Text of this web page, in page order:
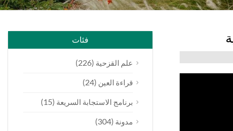
فئات
علم القزحية (226)
قراءة العين (24)
برنامج الاستجابة السريعة (15)
مدونة (304)